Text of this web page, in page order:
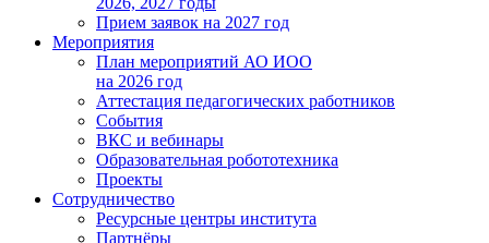
Прием заявок на 2027 год
Мероприятия
План мероприятий АО ИОО
на 2026 год
Аттестация педагогических работников
События
ВКС и вебинары
Образовательная робототехника
Проекты
Сотрудничество
Ресурсные центры института
Партнёры